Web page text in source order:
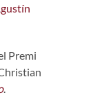
Premi
.